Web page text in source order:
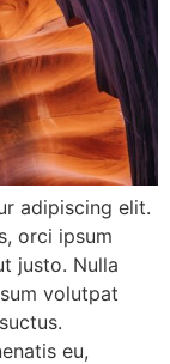
adipiscing elit.
orci ipsum
justo. Nulla
volutpat
eu,